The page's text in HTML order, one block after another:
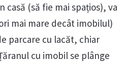
casă (să fie mai spațios), va
mai mare decât imobilul)
parcare cu lacăt, chiar
cu imobil se plânge